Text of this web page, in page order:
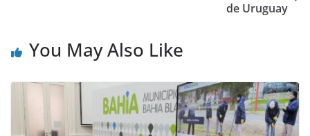
de Uruguay
You May Also Like